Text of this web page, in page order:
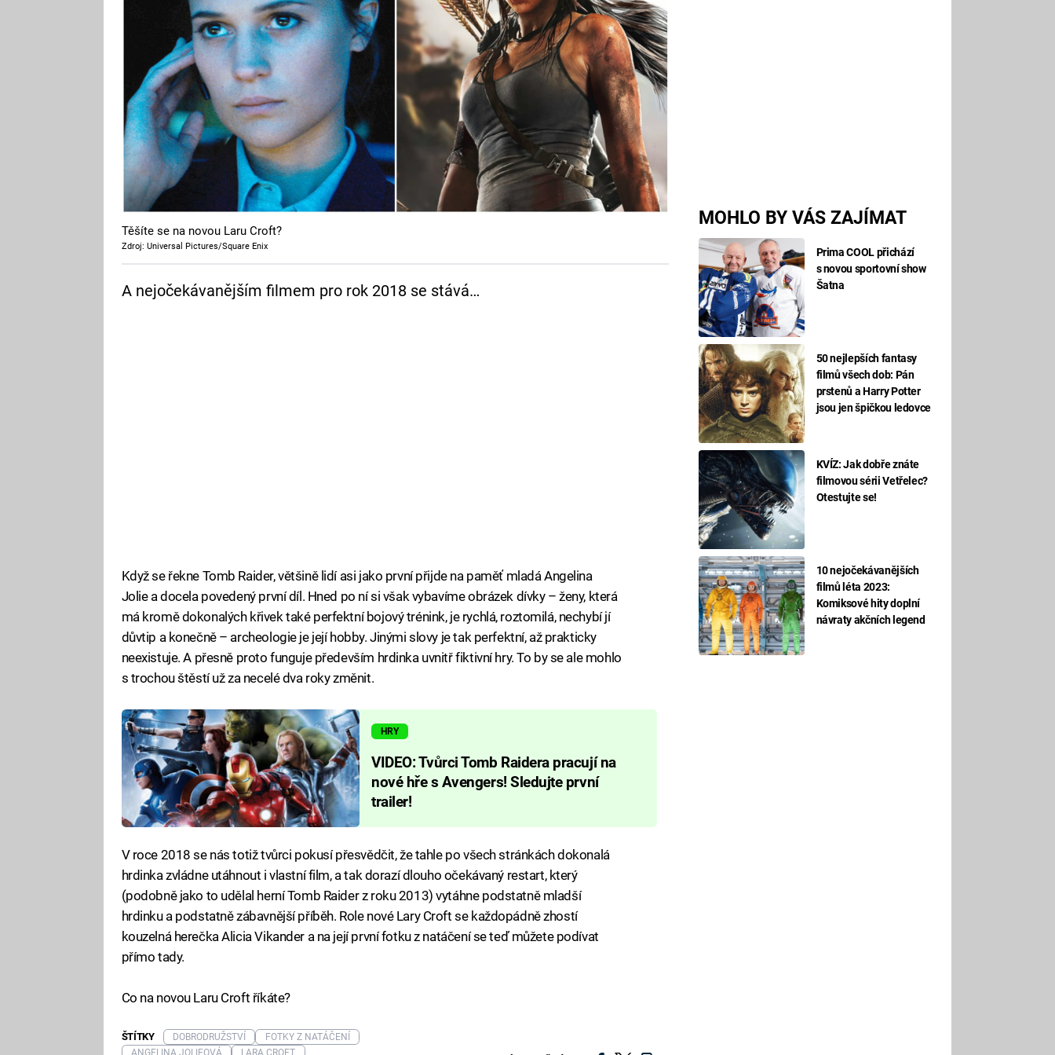
MOHLO BY VÁS ZAJÍMAT
Prima COOL přichází
s novou sportovní show
Šatna
50 nejlepších fantasy
filmů všech dob: Pán
prstenů a Harry Potter
jsou jen špičkou ledovce
KVÍZ: Jak dobře znáte
filmovou sérii Vetřelec?
Otestujte se!
10 nejočekávanějších
filmů léta 2023:
Komiksové hity doplní
návraty akčních legend
Těšíte se na novou Laru Croft?
Zdroj: Universal Pictures/Square Enix
A nejočekávanějším filmem pro rok 2018 se stává…
Když se řekne Tomb Raider, většině lidí asi jako první přijde na paměť mladá Angelina
Jolie a docela povedený první díl. Hned po ní si však vybavíme obrázek dívky – ženy, která
má kromě dokonalých křivek také perfektní bojový trénink, je rychlá, roztomilá, nechybí jí
důvtip a konečně – archeologie je její hobby. Jinými slovy je tak perfektní, až prakticky
neexistuje. A přesně proto funguje především hrdinka uvnitř fiktivní hry. To by se ale mohlo
s trochou štěstí už za necelé dva roky změnit.
HRY
VIDEO: Tvůrci Tomb Raidera pracují na
nové hře s Avengers! Sledujte první
trailer!
V roce 2018 se nás totiž tvůrci pokusí přesvědčit, že tahle po všech stránkách dokonalá
hrdinka zvládne utáhnout i vlastní film, a tak dorazí dlouho očekávaný restart, který
(podobně jako to udělal herní Tomb Raider z roku 2013) vytáhne podstatně mladší
hrdinku a podstatně zábavnější příběh. Role nové Lary Croft se každopádně zhostí
kouzelná herečka Alicia Vikander a na její první fotku z natáčení se teď můžete podívat
přímo tady.
Co na novou Laru Croft říkáte?
ŠTÍTKY DOBRODRUŽSTVÍ
FOTKY Z NATÁČENÍ
ANGELINA JOLIEOVÁ
LARA CROFT